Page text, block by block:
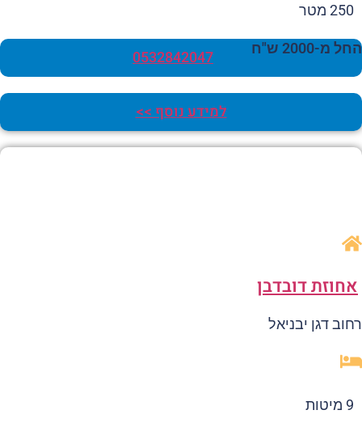
250 מטר
מ-2000 ש"ח 0532842047
למידע נוסף >>
דובדבן
דגן יבניאל